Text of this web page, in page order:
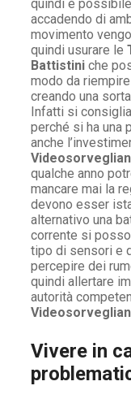
quindi è
accadendo di
movimento
quindi usurare le
Battistini che
modo da
creando una
Infatti si
perché si ha una
anche
qualche anno
mancare mai la
devono esser
alternativo una
corrente si
tipo di sensori e
percepire dei
quindi allertare
autorità
Vivere in